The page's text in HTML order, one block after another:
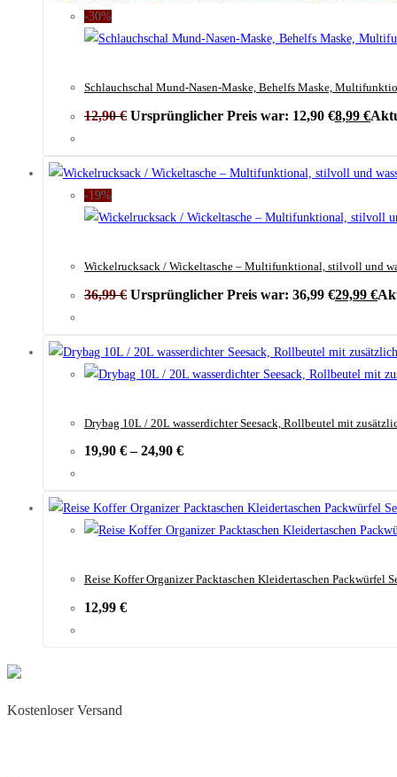
-30%
Schlauchschal Mund-Nasen-Maske, Behelfs Maske,
12,90€ Ursprünglicher Preis war: 12,90 €8,99 €
-19%
Wickelrucksack / Wickeltasche – Multifunktional, stilvoll und
36,99€ Ursprünglicher Preis war: 36,99 €29,99 €
Drybag 10L / 20L wasserdichter Seesack, Rollbeutel mit
19,90 €–24,90 €
Reise Koffer Organizer Packtaschen Kleidertaschen Packwürfel
12,99 €
Kostenloser Versand